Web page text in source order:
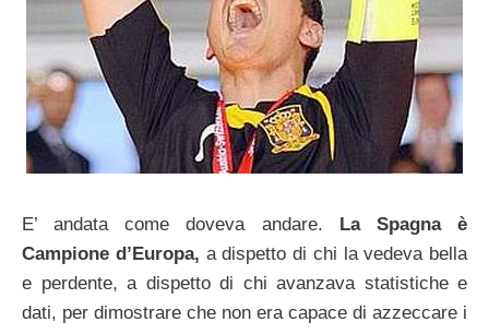
E’ andata come doveva andare. La Spagna è
Campione d’Europa, a dispetto di chi la vedeva bella
e perdente, a dispetto di chi avanzava statistiche e
dati, per dimostrare che non era capace di azzeccare i